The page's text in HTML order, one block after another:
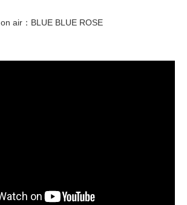
on air：BLUE BLUE ROSE